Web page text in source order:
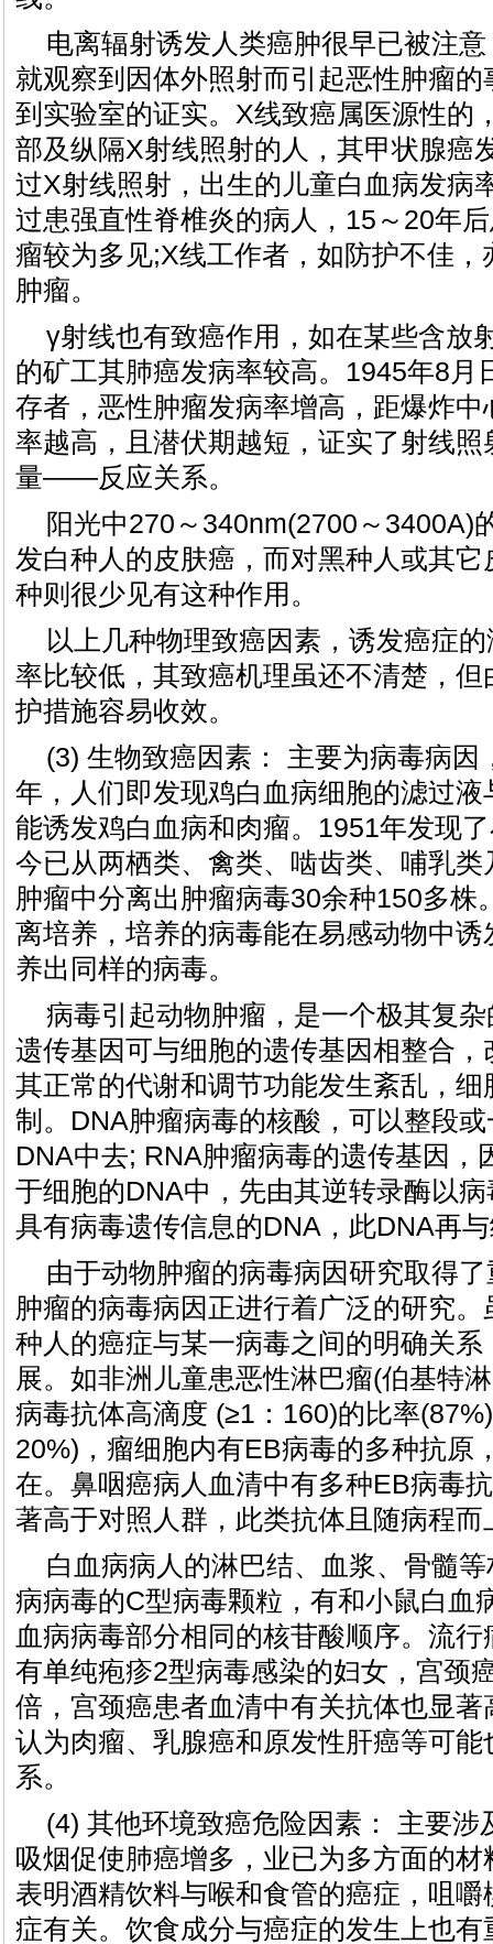
电离辐射诱发人类癌肿很早已被注
就观察到因体外照射而引起恶性肿瘤
到实验室的证实。X线致癌属医源性的
部及纵隔X射线照射的人，其甲状腺癌
过X射线照射，出生的儿童白血病发病
过患强直性脊椎炎的病人，15～20年
瘤较为多见;X线工作者，如防护不佳
肿瘤。
γ射线也有致癌作用，如在某些含放
的矿工其肺癌发病率较高。1945年8月
存者，恶性肿瘤发病率增高，距爆炸
率越高，且潜伏期越短，证实了射线
量——反应关系。
阳光中270～340nm(2700～3400A)
发白种人的皮肤癌，而对黑种人或其
种则很少见有这种作用。
以上几种物理致癌因素，诱发癌症
率比较低，其致癌机理虽还不清楚，
护措施容易收效。
(3) 生物致癌因素： 主要为病毒病因
年，人们即发现鸡白血病细胞的滤过
能诱发鸡白血病和肉瘤。1951年发现
今已从两栖类、禽类、啮齿类、哺乳
肿瘤中分离出肿瘤病毒30余种150多株
离培养，培养的病毒能在易感动物中
养出同样的病毒。
病毒引起动物肿瘤，是一个极其复
遗传基因可与细胞的遗传基因相整合
其正常的代谢和调节功能发生紊乱，
制。DNA肿瘤病毒的核酸，可以整段
DNA中去; RNA肿瘤病毒的遗传基因，
于细胞的DNA中，先由其逆转录酶以
具有病毒遗传信息的DNA，此DNA再
由于动物肿瘤的病毒病因研究取得
肿瘤的病毒病因正进行着广泛的研究
种人的癌症与某一病毒之间的明确关
展。如非洲儿童患恶性淋巴瘤(伯基特
病毒抗体高滴度 (≥1：160)的比率
20%)，瘤细胞内有EB病毒的多种抗原
在。鼻咽癌病人血清中有多种EB病毒
著高于对照人群，此类抗体且随病程而
白血病病人的淋巴结、血浆、骨髓
病病毒的C型病毒颗粒，有和小鼠白血
血病病毒部分相同的核苷酸顺序。流
有单纯疱疹2型病毒感染的妇女，宫颈
倍，宫颈癌患者血清中有关抗体也显
认为肉瘤、乳腺癌和原发性肝癌等可
系。
(4) 其他环境致癌危险因素： 主要涉
吸烟促使肺癌增多，业已为多方面的
表明酒精饮料与喉和食管的癌症，咀
症有关。饮食成分与癌症的发生上也